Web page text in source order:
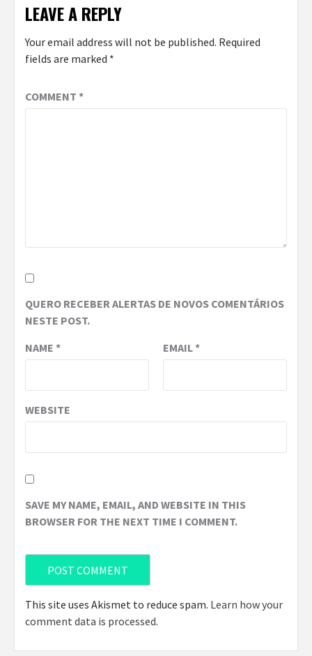
LEAVE A REPLY
Your email address will not be published. Required
fields are marked *
COMMENT *
QUERO RECEBER ALERTAS DE NOVOS COMENTÁRIOS
NESTE POST.
NAME * EMAIL*
WEBSITE
SAVE MY NAME, EMAIL, AND WEBSITE IN THIS
BROWSER FOR THE NEXT TIME I COMMENT.
This site uses Akismet to reduce spam. Learn how your
comment data is processed.